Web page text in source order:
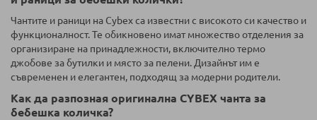
Чантите и раници на Cybex са известни с високото си качество и
функционалност. Те обикновено имат множество отделения за
организиране на принадлежности, включително термо
джобове за бутилки и място за пелени. Дизайнът им е
съвременен и елегантен, подходящ за модерни родители.
Как да разпозная оригинална CYBEX чанта за
бебешка количка?